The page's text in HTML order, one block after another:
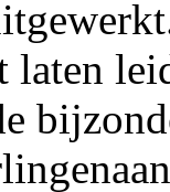
laten